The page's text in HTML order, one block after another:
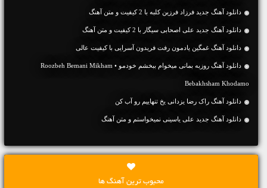
دانلود آهنگ جديد فرزاد فرزین کلبه با 2 کیفیت و متن آهنگ
دانلود آهنگ جديد علی اصحابی سیگار با 2 کیفیت و متن آهنگ
دانلود آهنگ غمگین یادمون رفت فریدون آسرایی با کیفیت عالی
دانلود آهنگ روزبه بمانی میخوام ببخشم خودمو • Roozbeh Bemani Mikham
Bebakhsham Khodamo
دانلود آهنگ راک رضا یزدانی یخ تنهاییم رو آب کن
دانلود آهنگ جديد علی یاسینی نمیخواستم و متن آهنگ
محبوب ترین آهنگ ها